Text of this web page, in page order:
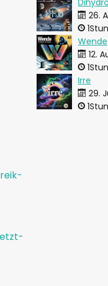
26.
Wende
12.
Irre
29.